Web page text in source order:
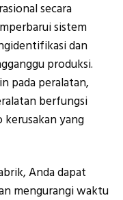
secara
sistem
dan
produksi.
pada peralatan,
berfungsi
kerusakan yang
Anda dapat
mengurangi waktu